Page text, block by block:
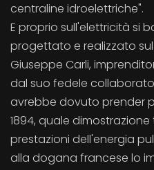
centraline idroelettriche".
E proprio sull'elettricità si
progettato e realizzato sul
Giuseppe Carli,
dal suo fedele
avrebbe dovuto prender
1894, quale
prestazioni dell'energia
alla dogana francese lo